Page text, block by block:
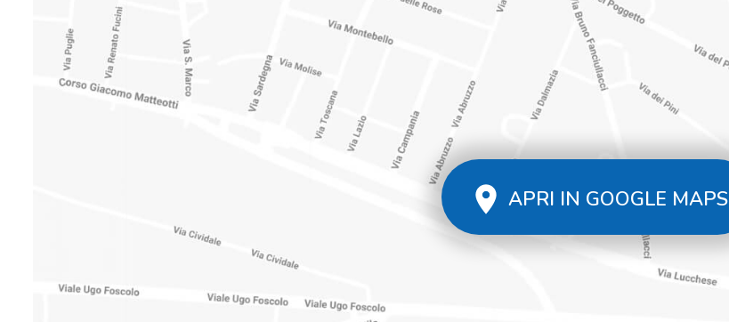
APRI IN GOOGLE MAPS